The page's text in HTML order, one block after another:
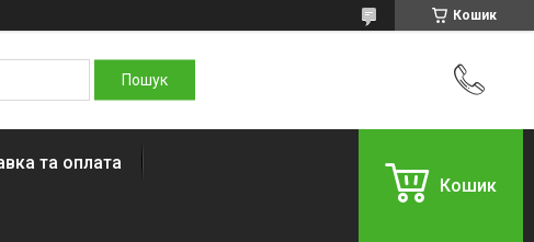
Кошик
та оплата
Кошик